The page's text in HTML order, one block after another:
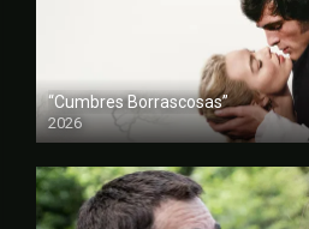
“Cumbres Borrascosas”
2026
FULL HD